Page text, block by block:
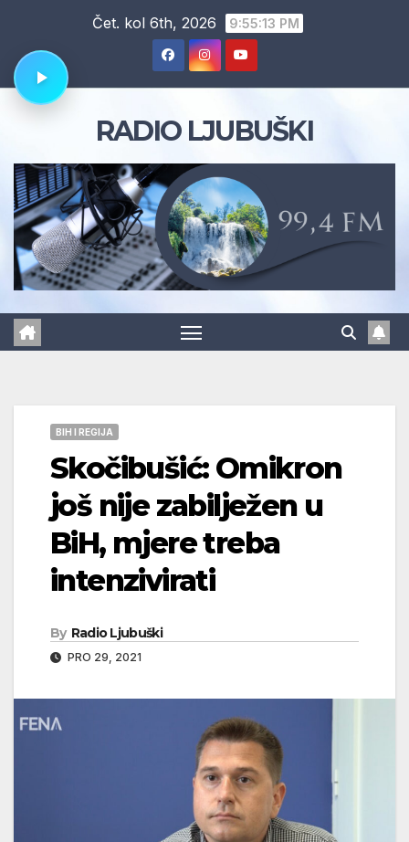
content
Čet. kol 6th, 2026 9:55:14 PM
RADIO LJUBUŠKI
BIH I REGIJA
Skočibušić: Omikron
još nije zabilježen u
BiH, mjere treba
intenzivirati
By Radio Ljubuški
PRO 29, 2021